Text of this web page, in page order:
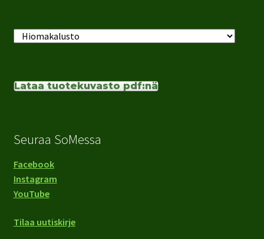
Lataa tuotekuvasto pdf:nä
Seuraa SoMessa
Facebook
Instagram
YouTube
Tilaa uutiskirje